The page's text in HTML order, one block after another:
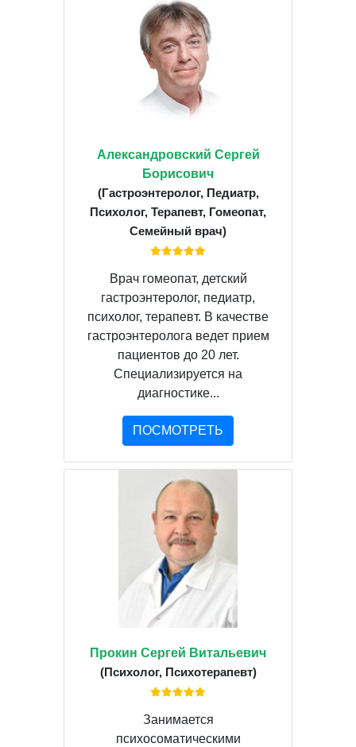
Александровский Сергей
Борисович
(Гастроэнтеролог, Педиатр,
Психолог, Терапевт, Гомеопат,
Семейный врач)
Врач гомеопат, детский
гастроэнтеролог, педиатр,
психолог, терапевт. В качестве
гастроэнтеролога ведет прием
пациентов до 20 лет.
Специализируется на
диагностике...
ПОСМОТРЕТЬ
Прокин Сергей Витальевич
(Психолог, Психотерапевт)
Занимается
психосоматическими